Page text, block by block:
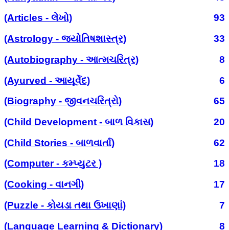
(Articles - લેખો)
93
(Astrology - જ્યોતિષશાસ્ત્ર)
33
(Autobiography - આત્મચરિત્ર)
8
(Ayurved - આયૂર્વેદ)
6
(Biography - જીવનચરિત્રો)
65
(Child Development - બાળ વિકાસ)
20
(Child Stories - બાળવાર્તા)
62
(Computer - કમ્પ્યુટર )
18
(Cooking - વાનગી)
17
(Puzzle - કોયડા તથા ઉખાણાં)
7
(Language Learning & Dictionary)
8